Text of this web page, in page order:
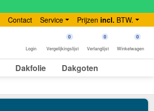
Contact Service Prijzen incl. BTW.
Login
0
Vergelijkingslijst
0
Verlanglijst
0
Winkelwagen
Dakfolie Dakgoten